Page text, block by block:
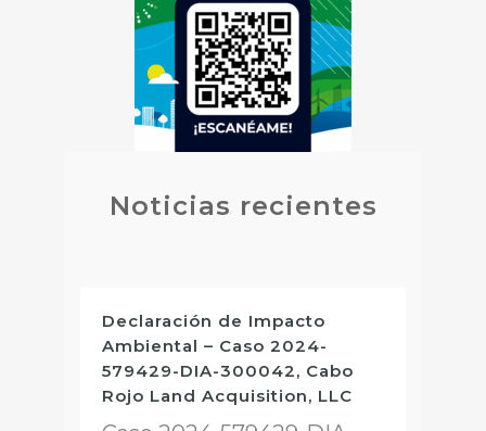
Noticias recientes
Declaración de Impacto
Ambiental – Caso 2024-
579429-DIA-300042, Cabo
Rojo Land Acquisition, LLC